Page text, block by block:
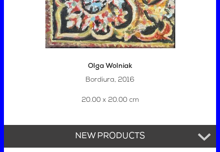
Olga Wolniak
Bordiura, 2016
20.00 x 20.00 cm
NEW PRODUCTS